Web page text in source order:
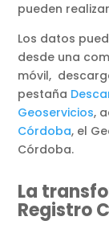
pueden
Los datos
desde una
móvil,
pestaña
Geoservicios,
Córdoba, el
Córdoba.
La
Registro